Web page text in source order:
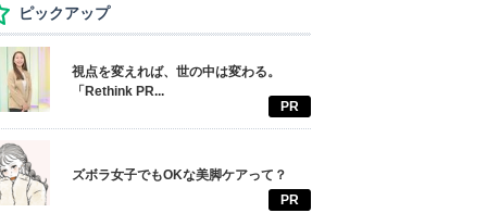
ピックアップ
視点を変えれば、世の中は変わる。
「Rethink PR...
PR
ズボラ女子でもOKな美脚ケアって？
PR